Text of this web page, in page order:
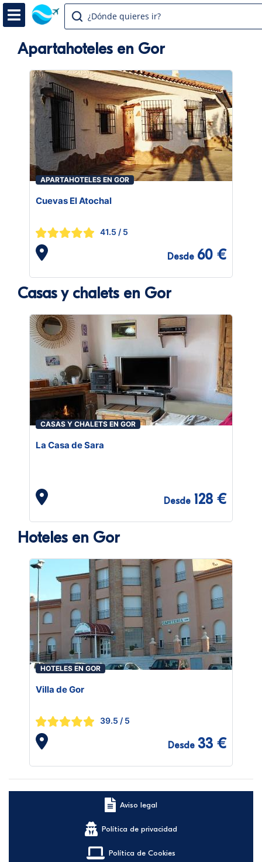
¿Dónde quieres ir?
Apartahoteles en Gor
APARTAHOTELES EN GOR
Cuevas El Atochal
41.5 / 5
Desde 60 €
Casas y chalets en Gor
CASAS Y CHALETS EN GOR
La Casa de Sara
Desde 128 €
Hoteles en Gor
HOTELES EN GOR
Villa de Gor
39.5 / 5
Desde 33 €
Aviso legal
Política de privacidad
Política de Cookies